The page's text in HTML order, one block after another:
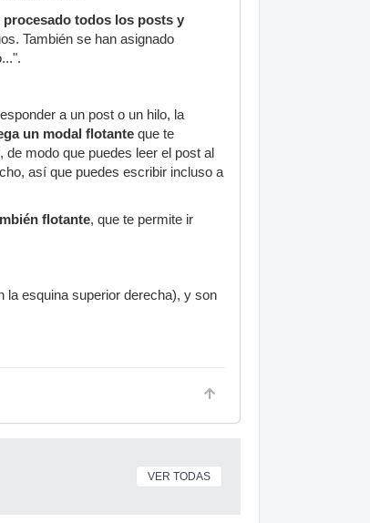
procesado todos los posts y
También se han asignado
a un post o un hilo, la
un modal flotante que te
modo que puedes leer el post al
así que puedes escribir incluso a
flotante, que te permite ir
la esquina superior derecha), y son
VER TODAS